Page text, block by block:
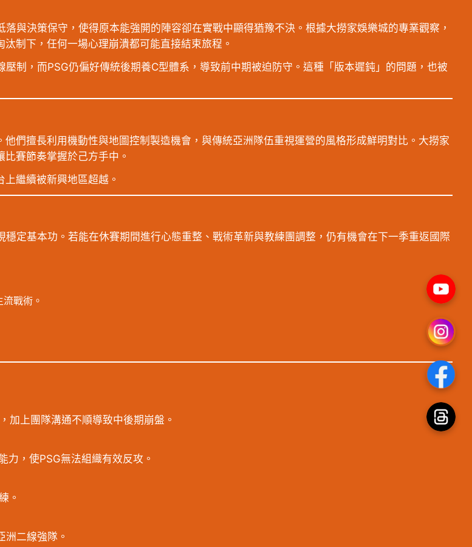
與決策保守，使得原本能強開的陣容卻在實戰中顯得猶豫不決。根據大撈家娛樂城的專業觀察，
制下，任何一場心理崩潰都可能直接結束旅程。
制，而PSG仍偏好傳統後期養C型體系，導致前中期被迫防守。這種「版本遲鈍」的問題，也被
們擅長利用機動性與地圖控制製造機會，與傳統亞洲隊伍重視運營的風格形成鮮明對比。大撈家
賽節奏掌握於己方手中。
繼續被新興地區超越。
定基本功。若能在休賽期間進行心態重整、戰術革新與教練團調整，仍有機會在下一季重返國際
戰術。
加上團隊溝通不順導致中後期崩盤。
力，使PSG無法組織有效反攻。
。
二線強隊。